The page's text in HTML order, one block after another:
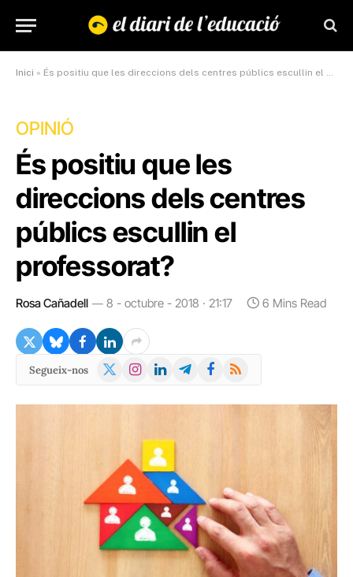
Inici » És positiu que les direccions dels centres públics escullin el professorat?
OPINIÓ
És positiu que les
direccions dels centres
públics escullin el
professorat?
Rosa Cañadell 8 - octubre - 2018 · 21:17 6 Mins Read
Segueix-nos
X
Instagram
LinkedInTelegramFacebook
RSS